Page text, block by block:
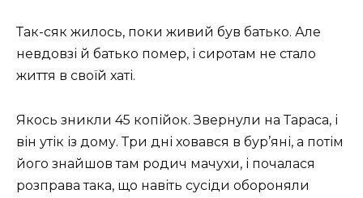
Так-сяк жилось, поки живий був батько. Але
невдовзі й батько помер, і сиротам не стало
життя в своїй хаті.
Якось зникли 45 копійок. Звернули на Тараса, і
він утік із дому. Три дні ховався в бур’яні, а потім
його знайшов там родич мачухи, і почалася
розправа така, що навіть сусіди обороняли